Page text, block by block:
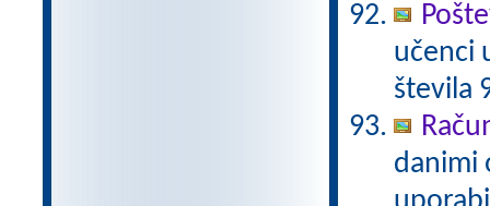
učenci
števila
danimi